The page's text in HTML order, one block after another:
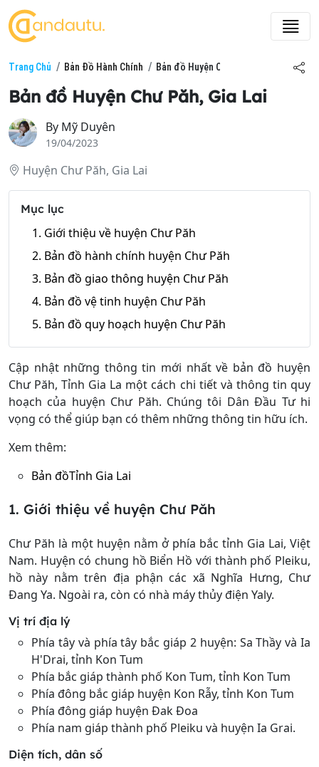
Trang Chủ Bản Đồ Hành Chính Bản đồ Huyện Chư Păh, Gia Lai
Bản đồ Huyện Chư Păh, Gia Lai
By Mỹ Duyên
19/04/2023
Huyện Chư Păh, Gia Lai
Mục lục
1. Giới thiệu về huyện Chư Păh
2. Bản đồ hành chính huyện Chư Păh
3. Bản đồ giao thông huyện Chư Păh
4. Bản đồ vệ tinh huyện Chư Păh
5. Bản đồ quy hoạch huyện Chư Păh
Cập nhật những thông tin mới nhất về bản đồ huyện
Chư Păh, Tỉnh Gia La một cách chi tiết và thông tin quy
hoạch của huyện Chư Păh. Chúng tôi Dân Đầu Tư hi
vọng có thể giúp bạn có thêm những thông tin hữu ích.
Xem thêm:
Bản đồTỉnh Gia Lai
1. Giới thiệu về huyện Chư Păh
Chư Păh là một huyện nằm ở phía bắc tỉnh Gia Lai, Việt
Nam. Huyện có chung hồ Biển Hồ với thành phố Pleiku,
hồ này nằm trên địa phận các xã Nghĩa Hưng, Chư
Đang Ya. Ngoài ra, còn có nhà máy thủy điện Yaly.
Vị trí địa lý
Phía tây và phía tây bắc giáp 2 huyện: Sa Thầy và Ia
H'Drai, tỉnh Kon Tum
Phía bắc giáp thành phố Kon Tum, tỉnh Kon Tum
Phía đông bắc giáp huyện Kon Rẫy, tỉnh Kon Tum
Phía đông giáp huyện Đak Đoa
Phía nam giáp thành phố Pleiku và huyện Ia Grai.
Diện tích, dân số